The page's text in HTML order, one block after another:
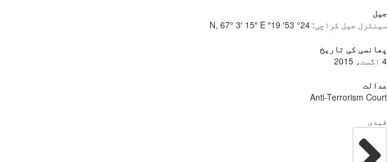
جیل
سینٹرل جیل کراچی: 24° 53′ 19″ N, 67° 3′ 15″ E
پھانسی کی تاریخ
4 اگست، 2015
عدالت
Anti-Terrorism Court
قیدی